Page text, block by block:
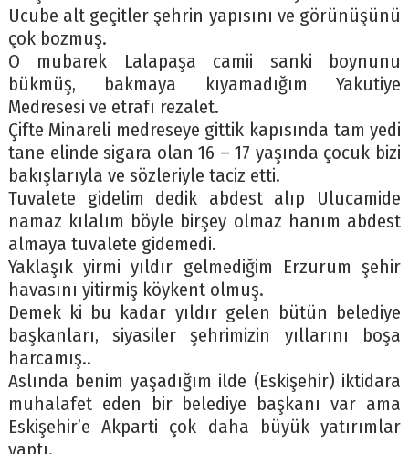
Ucube alt geçitler şehrin yapısını ve görünüşünü
çok bozmuş.
O mubarek Lalapaşa camii sanki boynunu
bükmüş, bakmaya kıyamadığım Yakutiye
Medresesi ve etrafı rezalet.
Çifte Minareli medreseye gittik kapısında tam yedi
tane elinde sigara olan 16 – 17 yaşında çocuk bizi
bakışlarıyla ve sözleriyle taciz etti.
Tuvalete gidelim dedik abdest alıp Ulucamide
namaz kılalım böyle birşey olmaz hanım abdest
almaya tuvalete gidemedi.
Yaklaşık yirmi yıldır gelmediğim Erzurum şehir
havasını yitirmiş köykent olmuş.
Demek ki bu kadar yıldır gelen bütün belediye
başkanları, siyasiler şehrimizin yıllarını boşa
harcamış..
Aslında benim yaşadığım ilde (Eskişehir) iktidara
muhalafet eden bir belediye başkanı var ama
Eskişehir’e Akparti çok daha büyük yatırımlar